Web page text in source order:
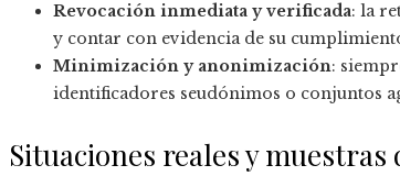
Revocación inmediata y verificada: la
y contar con evidencia de su
Minimización y anonimización:
identificadores seudónimos o conjuntos
Situaciones reales y